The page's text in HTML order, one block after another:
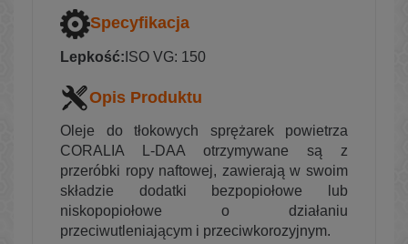
Specyfikacja
Lepkość: ISO VG: 150
Opis Produktu
Oleje do tłokowych sprężarek powietrza
CORALIA L-DAA otrzymywane są z
przeróbki ropy naftowej, zawierają w swoim
składzie dodatki bezpopiołowe lub
niskopopiołowe o działaniu
przeciwutleniającym i przeciwkorozyjnym.